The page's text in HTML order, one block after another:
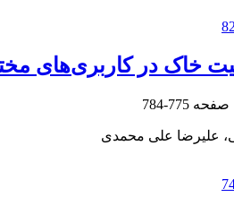
خاک در کاربری‌های
775-784
علیرضا علی محمدی